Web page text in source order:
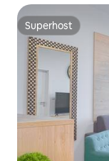
Superhost
Superhost